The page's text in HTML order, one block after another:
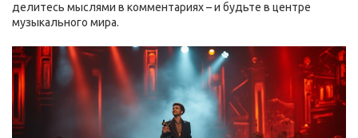
делитесь мыслями в комментариях – и будьте в центре
музыкального мира.